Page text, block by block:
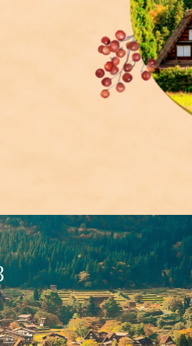
了。
看
放流
葉
致溫
至